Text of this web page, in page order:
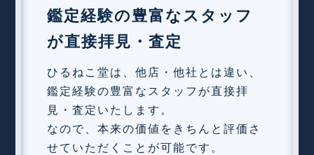
鑑定経験の豊富なスタッフ
が直接拝見・査定
ひるねこ堂は、他店・他社とは違い、
鑑定経験の豊富なスタッフが直接拝
見・査定いたします。
なので、本来の価値をきちんと評価さ
せていただくことが可能です。